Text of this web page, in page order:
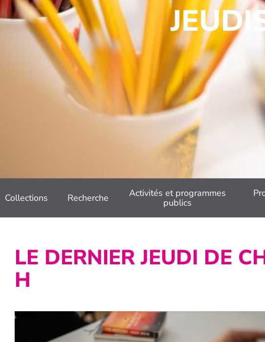
Collections Recherche
Activités et programmes
publics
LE DERNIER JEUDI DE
H